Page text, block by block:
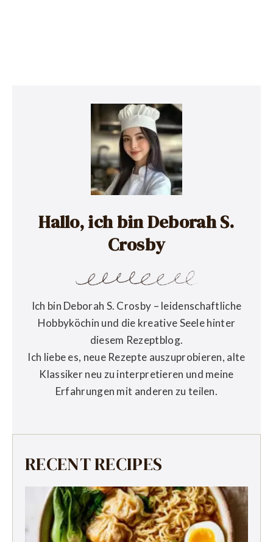
Hallo, ich bin Deborah S.
Crosby
Ich bin Deborah S. Crosby – leidenschaftliche
Hobbyköchin und die kreative Seele hinter
diesem Rezeptblog.
Ich liebe es, neue Rezepte auszuprobieren, alte
Klassiker neu zu interpretieren und meine
Erfahrungen mit anderen zu teilen.
RECENT RECIPES